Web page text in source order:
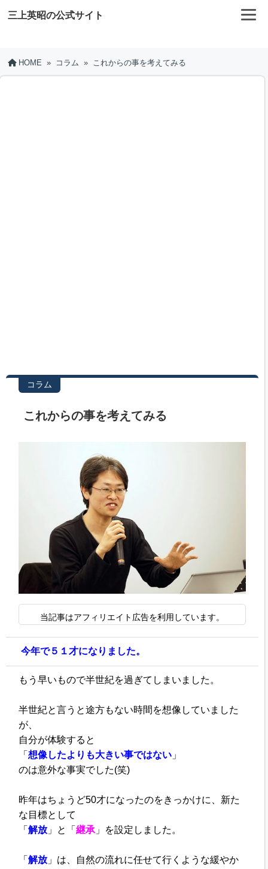
三上英昭の公式サイト
HOME » コラム » これからの事を考えてみる
コラム
これからの事を考えてみる
当記事はアフィリエイト広告を利用しています。
今年で５１才になりました。
もう早いもので半世紀を過ぎて しまいました。
半世紀と言うと途方もない時間を想像していました
が、
自分が体験すると
「想像したよりも大きい事ではない 」
のは意外な事実でした(笑)
昨年はちょうど50才になったのをきっかけに、新た
な目標として
「解放 」と「継承 」を設定しました。
「解放 」は、
自然の流れに任せて行くような緩やか